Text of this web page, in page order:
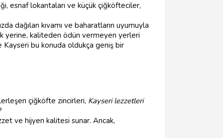
esnaf lokantaları ve küçük çiğköfteciler,
dağılan kıvamı ve baharatların uyumuyla
yerine, kaliteden ödün vermeyen yerleri
Kayseri bu konuda oldukça geniş bir
çiğköfte zincirleri, Kayseri lezzetleri
ve hijyen kalitesi sunar. Ancak,